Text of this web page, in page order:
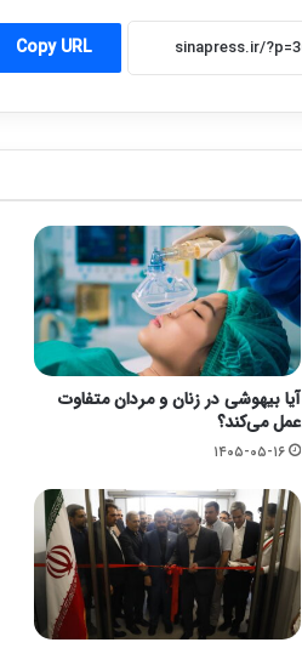
Copy URL
آیا بیهوشی در زنان و مردان متفاوت
عمل می‌کند؟
۱۴۰۵-۰۵-۱۶